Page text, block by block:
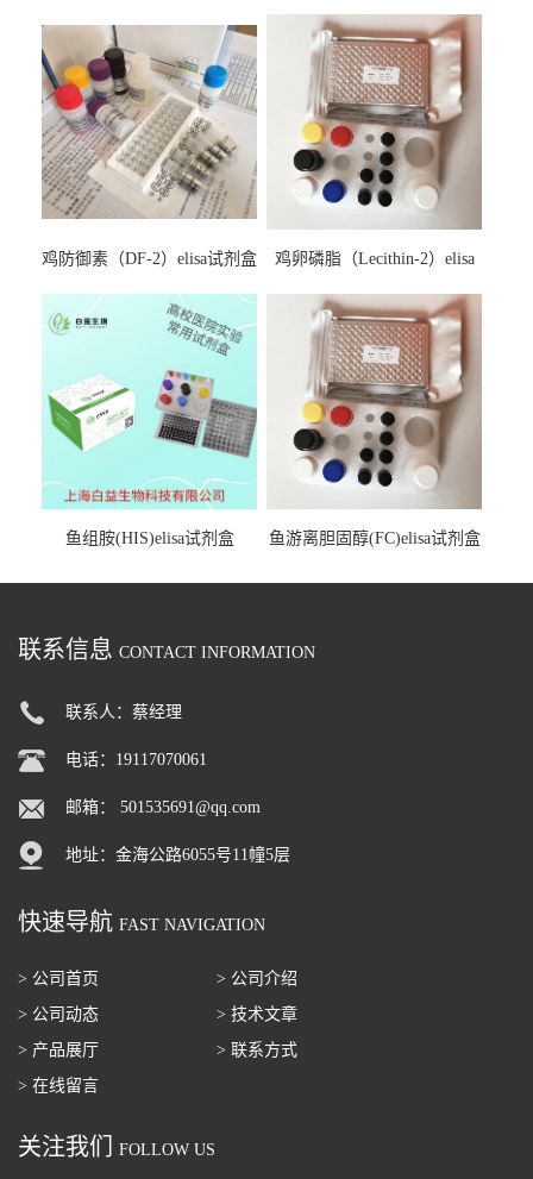
鸡防御素（DF-2）elisa试剂盒
鸡卵磷脂（Lecithin-2）elisa
鱼组胺(HIS)elisa试剂盒 鱼游离胆固醇(FC)elisa试剂盒
联系信息 CONTACT INFORMATION
联系人：蔡经理
电话：19117070061
邮箱： 501535691@qq.com
地址：金海公路6055号11幢5层
快速导航 FAST NAVIGATION
> 公司首页
> 公司介绍
> 公司动态
> 技术文章
> 产品展厅
> 联系方式
> 在线留言
关注我们 FOLLOW US